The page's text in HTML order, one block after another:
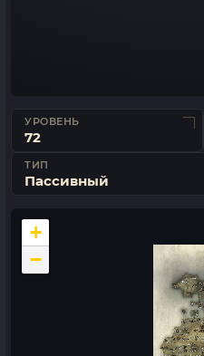
УРОВЕНЬ
72
ТИП
Пассивный
+
−